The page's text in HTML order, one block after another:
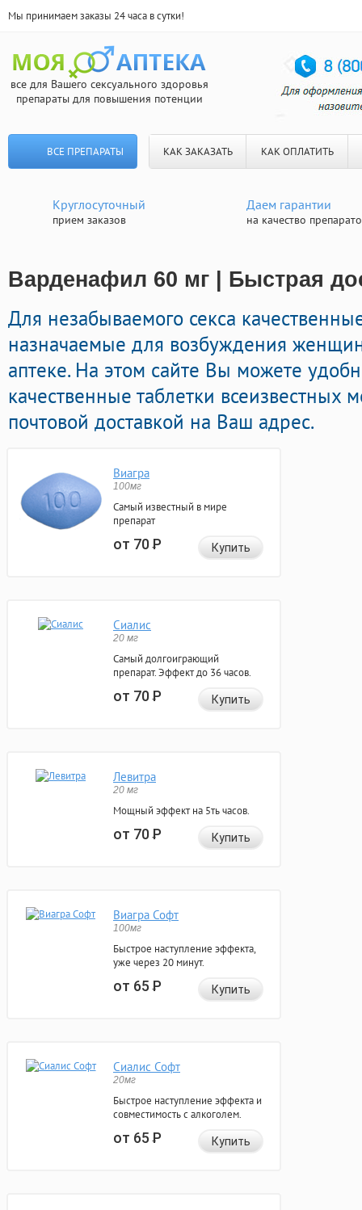
Мы принимаем заказы 24 часа в сутки!
все для Вашего сексуального здоровья
препараты для повышения потенции
ВСЕ ПРЕПАРАТЫ КАК ЗАКАЗАТЬ КАК ОПЛАТИТЬ
Круглосуточный
прием заказов
Даем гарантии
на качество
Варденафил 60 мг | Быстрая
Для незабываемого секса
назначаемые для возбуждения
аптеке. На этом сайте Вы можете
качественные таблетки всеизвестных
почтовой доставкой на Ваш адрес.
Виагра
100мг
Самый известный в мире
препарат
от 70Р Купить
Сиалис
20 мг
Самый долгоиграющий
препарат. Эффект до 36 часов.
от 70Р Купить
Левитра
20 мг
Мощный эффект на 5ть часов.
от 70Р Купить
Виагра Софт
100мг
Быстрое наступление эффекта,
уже через 20 минут.
от 65Р Купить
Сиалис Софт
20мг
Быстрое наступление эффекта и
совместимость с алкоголем.
от 65Р Купить